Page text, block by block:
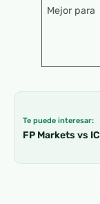
Mejor para
Te puede interesar:
FP Markets vs